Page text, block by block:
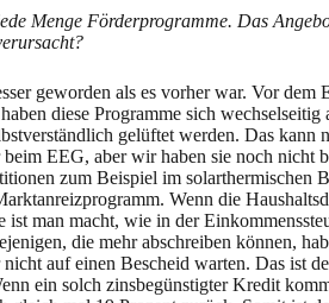
Menge Förderprogramme. Das
geworden als es vorher war. Vor
diese Programme sich
gelüftet werden. Das
EEG, aber wir haben sie noch nicht
zum Beispiel im solarthermischen
Wenn die
ist man macht, wie in der
die mehr abschreiben können,
auf einen Bescheid warten. Das ist
ein solch zinsbegünstigter Kredit